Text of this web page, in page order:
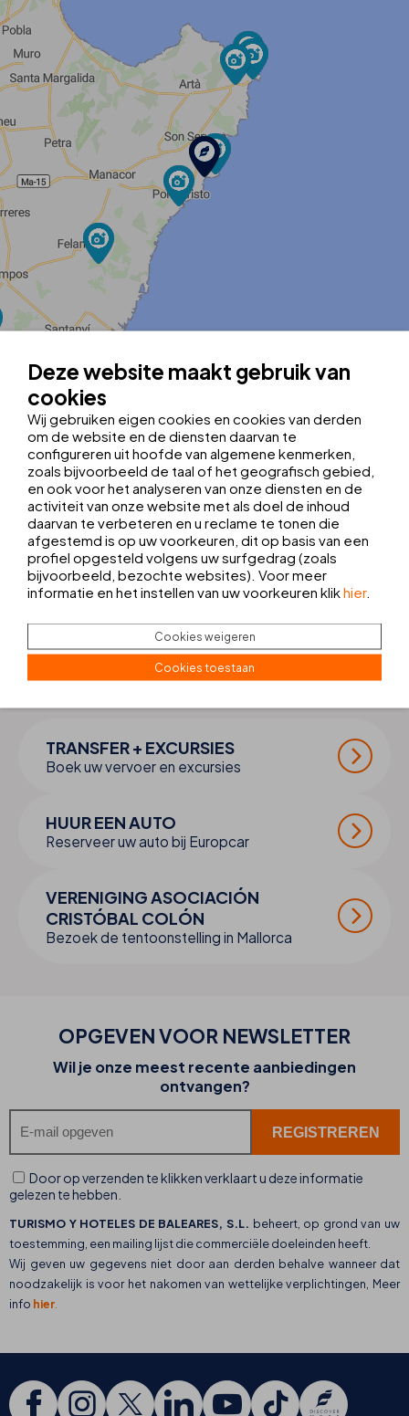
Tel.:+34 971 810 125
sacomaplatjarecep@thbhotels.com
Registratienummer: H/2805
Breedtegraad:39.5762847
Lengtegraad: 3.3767459
Kies je vertrekpunt:
LUCHTHAVEN
BUSSTATION
MAAK UWREISCOMPLEET
TRANSFER + EXCURSIES
Boek uw vervoer en excursies
HUUR EEN AUTO
Reserveer uw auto bij Europcar
VERENIGING ASOCIACIÓN
CRISTÓBAL COLÓN
Bezoek de tentoonstelling in Mallorca
OPGEVEN VOOR NEWSLETTER
Wil je onze meest recente aanbiedingen
ontvangen?
Door op verzenden te klikken verklaart u deze informatie
gelezen te hebben.
TURISMO Y HOTELES DE BALEARES, S.L. beheert, op grond van uw
toestemming, een mailing lijst die commerciële doeleinden heeft.
Wij geven uw gegevens niet door aan derden behalve wanneer dat
noodzakelijk is voor het nakomen van wettelijke verplichtingen, Meer
info hier.
Deze website maakt gebruik van
cookies
Wij gebruiken eigen cookies en cookies van derden
om de website en de diensten daarvan te
configureren uit hoofde van algemene kenmerken,
zoals bijvoorbeeld de taal of het geografisch gebied,
en ook voor het analyseren van onze diensten en de
activiteit van onze website met als doel de inhoud
daarvan te verbeteren en u reclame te tonen die
afgestemd is op uw voorkeuren, dit op basis van een
profiel opgesteld volgens uw surfgedrag (zoals
bijvoorbeeld, bezochte websites). Voor meer
informatie en het instellen van uw voorkeuren klikhier.
Cookies weigeren
Cookies toestaan